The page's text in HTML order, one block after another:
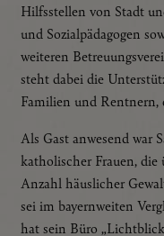
Hilfsstellen von Stadt
und Sozialpädagogen
weiteren
steht dabei die
Familien und Rentnern,
Als Gast anwesend war
katholischer Frauen, die
Anzahl häuslicher
sei im bayernweiten
hat sein Büro